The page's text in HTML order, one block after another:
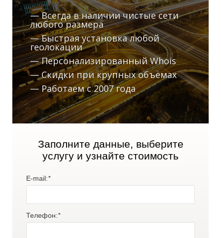
А
— Всегда в наличии чистые сети
любого размера
— Быстрая установка любой
геолокации
— Персонализированный Whois
— Скидки при крупных объёмах
— Работаем с 2007 года
Заполните данные, выберите
услугу и узнайте стоимость
E-mail:*
Телефон:*